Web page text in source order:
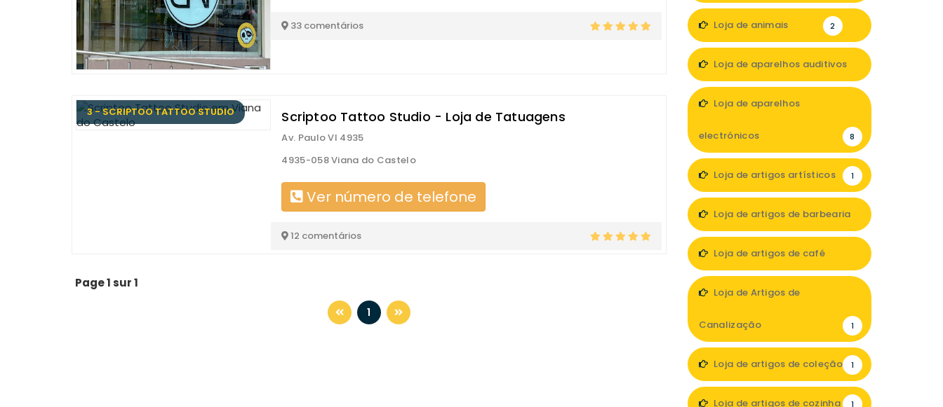
33 comentários
3 - SCRIPTOO TATTOO STUDIO Scriptoo Tattoo Studio - Loja de Tatuagens
Av. Paulo VI 4935
4935-058 Viana do Castelo
Ver número de telefone
12 comentários
Page 1 sur 1
1
Loja de animais 2
Loja de aparelhos auditivos
Loja de aparelhos
electrónicos 8
Loja de artigos artísticos 1
Loja de artigos de barbearia
Loja de artigos de café
Loja de Artigos de
Canalização 1
Loja de artigos de coleção 1
Loja de artigos de cozinha 1